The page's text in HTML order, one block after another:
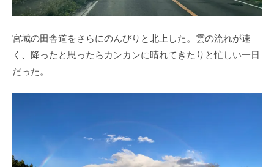
宮城の田舎道をさらにのんびりと北上した。雲の流れが速
く、降ったと思ったらカンカンに晴れてきたりと忙しい一日
だった。